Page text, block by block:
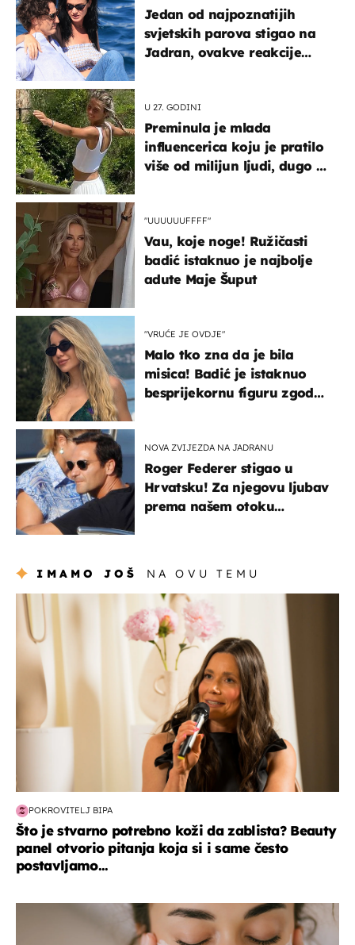
Jedan od najpoznatijih
svjetskih parova stigao na
Jadran, ovakve reakcije
U 27. GODINI
Preminula je mlada
influencerica koju je pratilo
više od milijun ljudi, dugo se
"UUUUUUFFFF"
Vau, koje noge! Ružičasti
badić istaknuo je najbolje
adute Maje Šuput
"VRUĆE JE OVDJE"
Malo tko zna da je bila
misica! Badić je istaknuo
besprijekornu figuru zgodne
NOVA ZVIJEZDA NA JADRANU
Roger Federer stigao u
Hrvatsku! Za njegovu ljubav
prema našem otoku
IMAMO JOŠ NA OVU TEMU
moda & ljepota
POKROVITELJ BIPA
Što je stvarno potrebno koži da zablista? Beauty
panel otvorio pitanja koja si i same često
postavljamo...
moda & ljepota